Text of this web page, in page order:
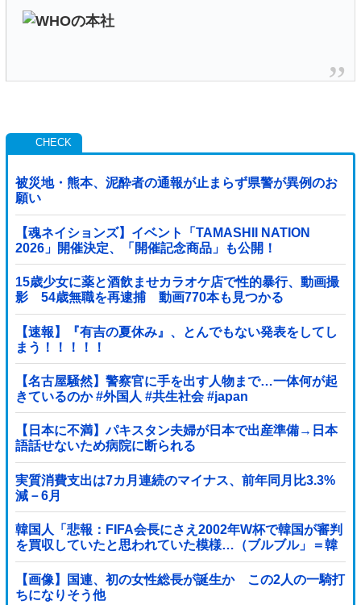
被災地・熊本、泥酔者の通報が止まらず県警が異例のお
願い
【魂ネイションズ】イベント「TAMASHII NATION
2026」開催決定、「開催記念商品」も公開！
15歳少女に薬と酒飲ませカラオケ店で性的暴行、動画撮
影 54歳無職を再逮捕 動画770本も見つかる
【速報】『有吉の夏休み』、とんでもない発表をしてし
まう！！！！！
【名古屋騒然】警察官に手を出す人物まで…一体何が起
きているのか #外国人 #共生社会 #japan
【日本に不満】パキスタン夫婦が日本で出産準備→日本
語話せないため病院に断られる
実質消費支出は7カ月連続のマイナス、前年同月比3.3%
減－6月
韓国人「悲報：FIFA会長にさえ2002年W杯で韓国が審判
を買収していたと思われていた模様…（ブルブル」＝韓
国の反応
【画像】国連、初の女性総長が誕生か この2人の一騎打
ちになりそう他